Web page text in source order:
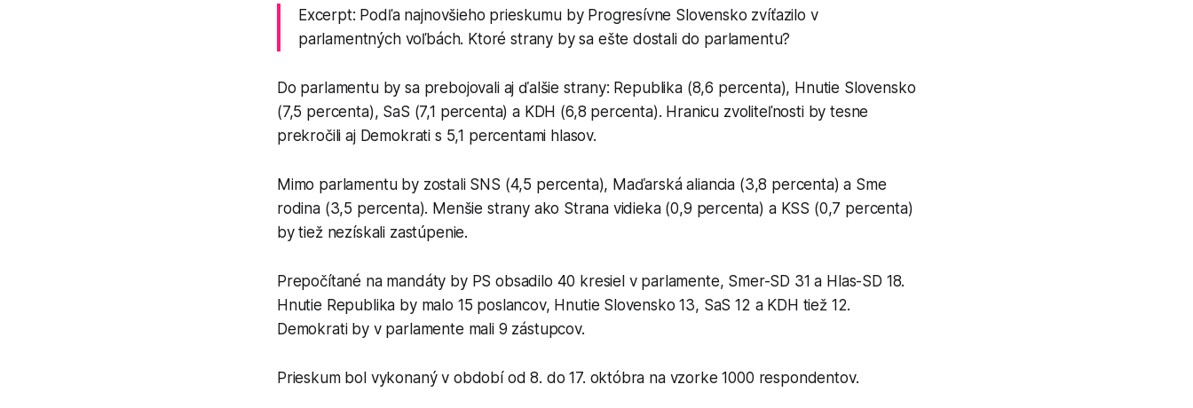
Excerpt: Podľa najnovšieho prieskumu by Progresívne Slovensko zvíťazilo v
parlamentných voľbách. Ktoré strany by sa ešte dostali do parlamentu?
Do parlamentu by sa prebojovali aj ďalšie strany: Republika (8,6 percenta), Hnutie Slovensko
(7,5 percenta), SaS (7,1 percenta) a KDH (6,8 percenta). Hranicu zvoliteľnosti by tesne
prekročili aj Demokrati s 5,1 percentami hlasov.
Mimo parlamentu by zostali SNS (4,5 percenta), Maďarská aliancia (3,8 percenta) a Sme
rodina (3,5 percenta). Menšie strany ako Strana vidieka (0,9 percenta) a KSS (0,7 percenta)
by tiež nezískali zastúpenie.
Prepočítané na mandáty by PS obsadilo 40 kresiel v parlamente, Smer-SD 31 a Hlas-SD 18.
Hnutie Republika by malo 15 poslancov, Hnutie Slovensko 13, SaS 12 a KDH tiež 12.
Demokrati by v parlamente mali 9 zástupcov.
Prieskum bol vykonaný v období od 8. do 17. októbra na vzorke 1000 respondentov.